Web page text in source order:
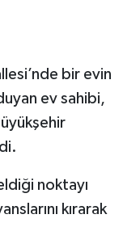
bir evin
ev sahibi,
noktayı
kırarak